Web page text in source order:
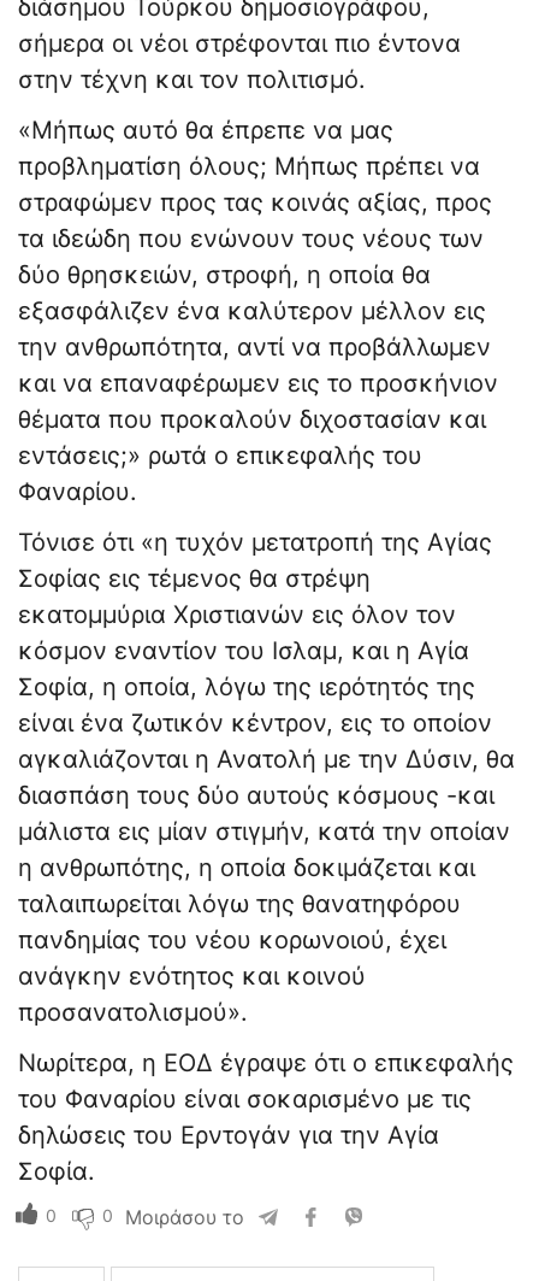
διάσημου Τούρκου δημοσιογράφου,
σήμερα οι νέοι στρέφονται πιο έντονα
στην τέχνη και τον πολιτισμό.
«Μήπως αυτό θα έπρεπε να μας
προβληματίση όλους; Μήπως πρέπει να
στραφώμεν προς τας κοινάς αξίας, προς
τα ιδεώδη που ενώνουν τους νέους των
δύο θρησκειών, στροφή, η οποία θα
εξασφάλιζεν ένα καλύτερον μέλλον εις
την ανθρωπότητα, αντί να προβάλλωμεν
και να επαναφέρωμεν εις το προσκήνιον
θέματα που προκαλούν διχοστασίαν και
εντάσεις;» ρωτά ο επικεφαλής του
Φαναρίου.
Τόνισε ότι «η τυχόν μετατροπή της Αγίας
Σοφίας εις τέμενος θα στρέψη
εκατομμύρια Χριστιανών εις όλον τον
κόσμον εναντίον του Ισλαμ, και η Αγία
Σοφία, η οποία, λόγω της ιερότητός της
είναι ένα ζωτικόν κέντρον, εις το οποίον
αγκαλιάζονται η Ανατολή με την Δύσιν, θα
διασπάση τους δύο αυτούς κόσμους -και
μάλιστα εις μίαν στιγμήν, κατά την οποίαν
η ανθρωπότης, η οποία δοκιμάζεται και
ταλαιπωρείται λόγω της θανατηφόρου
πανδημίας του νέου κορωνοιού, έχει
ανάγκην ενότητος και κοινού
προσανατολισμού».
Νωρίτερα, η ΕΟΔ έγραψε ότι ο επικεφαλής
του Φαναρίου είναι σοκαρισμένο με τις
δηλώσεις του Ερντογάν για την Αγία
Σοφία.
0 0 Μοιράσου το